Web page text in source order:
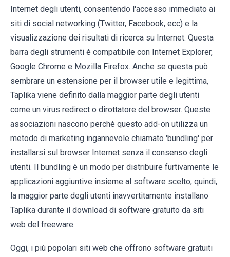
Internet degli utenti, consentendo l'accesso immediato ai
siti di social networking (Twitter, Facebook, ecc) e la
visualizzazione dei risultati di ricerca su Internet. Questa
barra degli strumenti è compatibile con Internet Explorer,
Google Chrome e Mozilla Firefox. Anche se questa può
sembrare un estensione per il browser utile e legittima,
Taplika viene definito dalla maggior parte degli utenti
come un virus redirect o dirottatore del browser. Queste
associazioni nascono perchè questo add-on utilizza un
metodo di marketing ingannevole chiamato 'bundling' per
installarsi sul browser Internet senza il consenso degli
utenti. Il bundling è un modo per distribuire furtivamente le
applicazioni aggiuntive insieme al software scelto; quindi,
la maggior parte degli utenti inavvertitamente installano
Taplika durante il download di software gratuito da siti
web del freeware.
Oggi, i più popolari siti web che offrono software gratuiti